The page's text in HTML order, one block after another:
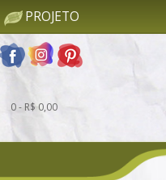
PROJETO
0 - R$ 0,00